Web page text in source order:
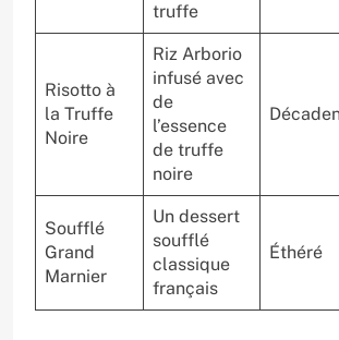
truffe
Risotto à
la Truffe
Noire
Riz Arborio
infusé avec
de
l’essence
de truffe
noire
Soufflé
Grand
Marnier
Un dessert
soufflé
classique
français
Éthéré